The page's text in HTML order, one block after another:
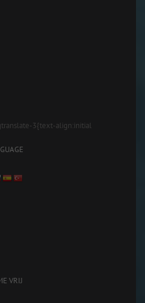
3{text-align:initial
VRIJ